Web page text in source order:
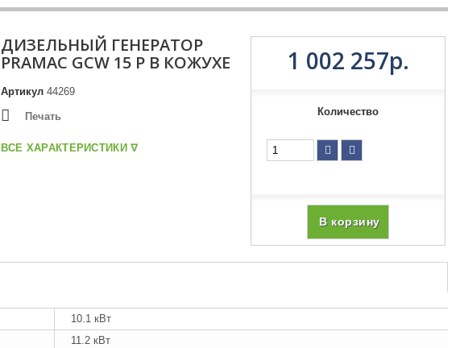
ДИЗЕЛЬНЫЙ ГЕНЕРАТОР
PRAMAC GСW 15 P В КОЖУХЕ
Артикул 44269
Печать
ВСЕ ХАРАКТЕРИСТИКИ ᐁ
1 002 257р.
Количество
В корзину
10.1 кВт
11.2 кВт